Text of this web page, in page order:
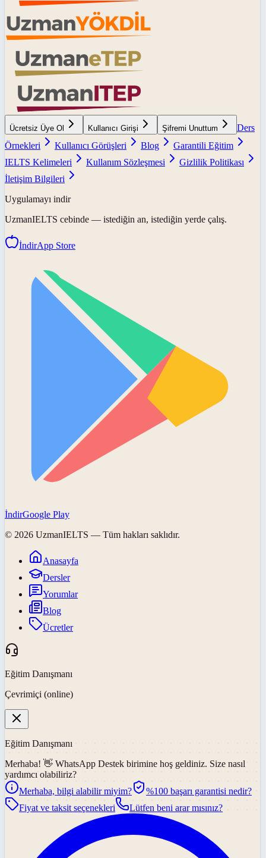
Ücretsiz Üye Ol Kullanıcı Girişi Şifremi Unuttum
Ders
Örnekleri
Kullanıcı Görüşleri Blog
Garantili Eğitim
IELTS Kelimeleri
Kullanım Sözleşmesi
Gizlilik Politikası
İletişim Bilgileri
Uygulamayı indir
UzmanIELTS cebinde — istediğin an, istediğin yerde çalış.
İndirApp Store
İndirGoogle Play
© 2026 UzmanIELTS — Tüm hakları saklıdır.
Anasayfa
Dersler
Yorumlar
Blog
Ücretler
Eğitim Danışmanı
Çevrimiçi (online)
Eğitim Danışmanı
Merhaba! 👋 WhatsApp Destek birimine hoş geldiniz. Size nasıl
yardımcı olabiliriz?
Merhaba, bilgi alabilir miyim?
%100 başarı garantisi nedir?
Fiyat ve taksit seçenekleri
Lütfen beni arar mısınız?